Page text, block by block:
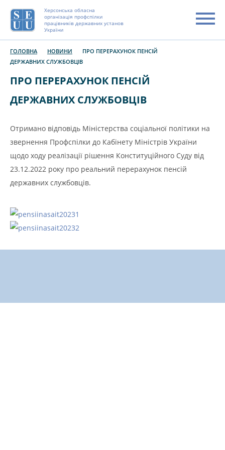
Херсонська обласна
організація профспілки
працівників державних установ
України
ГОЛОВНА НОВИНИ
ПРО ПЕРЕРАХУНОК ПЕНСІЙ
ДЕРЖАВНИХ СЛУЖБОВЦІВ
ПРО ПЕРЕРАХУНОК ПЕНСІЙ
ДЕРЖАВНИХ СЛУЖБОВЦІВ
Отримано відповідь Міністерства соціальної політики на
звернення Профспілки до Кабінету Міністрів України
щодо ходу реалізації рішення Конституційного Суду від
23.12.2022 року про реальний перерахунок пенсій
державних службовців.